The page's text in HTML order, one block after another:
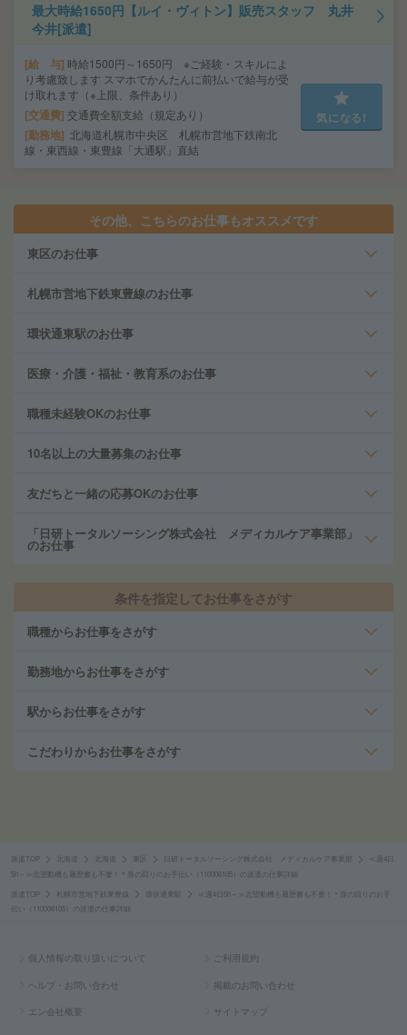
最大時給1650円【ルイ・ヴィトン】販売スタッフ 丸井
今井[派遣]
給 与 時給1500円～1650円 ※ご経験・スキルによ
り考慮致します スマホでかんたんに前払いで給与が受
け取れます（※上限、条件あり）
交通費 交通費全額支給（規定あり）
勤務地
北海道札幌市中央区 札幌市営地下鉄南北
線・東西線・東豊線「大通駅」直結
気になる!
その他、こちらのお仕事もオススメです
東区のお仕事
札幌市営地下鉄東豊線のお仕事
環状通東駅のお仕事
医療・介護・福祉・教育系のお仕事
職種未経験OKのお仕事
10名以上の大量募集のお仕事
友だちと一緒の応募OKのお仕事
「日研トータルソーシング株式会社 メディカルケア事業部」
のお仕事
条件を指定してお仕事をさがす
職種からお仕事をさがす
勤務地からお仕事をさがす
駅からお仕事をさがす
こだわりからお仕事をさがす
派遣TOP 北海道 北海道 東区 日研トータルソーシング株式会社 メディカルケア事業部
≪週4日
5h～≫志望動機も履歴書も不要！＊身の回りのお手伝い（110006105）の派遣の仕事詳細
派遣TOP 札幌市営地下鉄東豊線 環状通東駅
≪週4日5h～≫志望動機も履歴書も不要！＊身の回りのお手
伝い（110006105）の派遣の仕事詳細
個人情報の取り扱いについて ご利用規約
ヘルプ・お問い合わせ 掲載のお問い合わせ
エン会社概要 サイトマップ